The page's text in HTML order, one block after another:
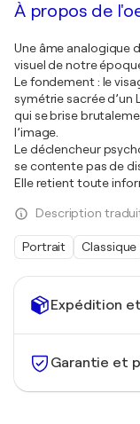
Expédition
Garantie et
À propos de
Une âme analogique
visuel de notre
Le fondement : le
symétrie sacrée d’un
qui se brise
l’image.
Le déclencheur
se contente pas de
Elle retient toute
Description
Portrait Classique